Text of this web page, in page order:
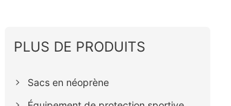
PLUS DE PRODUITS
Sacs en néoprène